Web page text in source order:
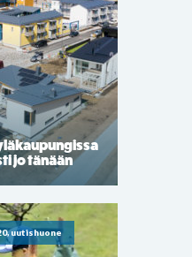
jo tänään
uutishuone